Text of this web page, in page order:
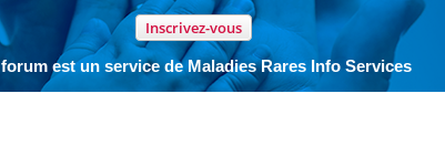
Inscrivez-vous
est un service de Maladies Rares Info Services